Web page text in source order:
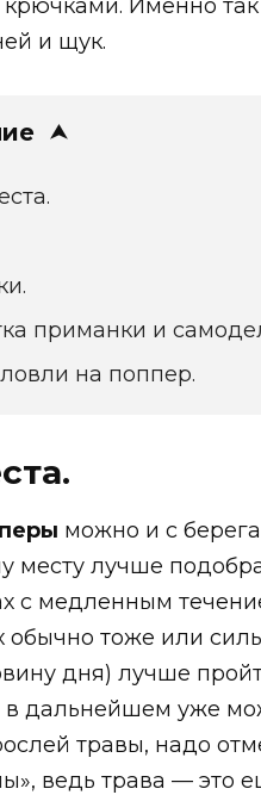
Именно так
и щук.
приманки и
на поппер.
можно и с
месту лучше
с медленным
обычно тоже или
дня) лучше
в дальнейшем уже
травы, надо
ведь трава — это